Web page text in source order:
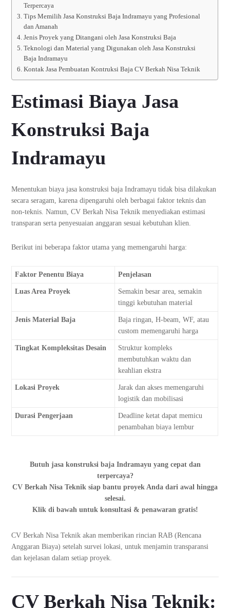
Terpercaya
Tips Memilih Jasa Konstruksi Baja Indramayu yang Profesional
dan Amanah
Jenis Proyek yang Ditangani oleh Jasa Konstruksi Baja
Teknologi dan Material yang Digunakan oleh Jasa Konstruksi
Baja Indramayu
Kontak Jasa Pembuatan Kontruksi Baja CV Berkah Nisa Teknik
Estimasi Biaya Jasa
Konstruksi Baja
Indramayu
Menentukan biaya jasa konstruksi baja Indramayu tidak bisa dilakukan
secara seragam, karena dipengaruhi oleh berbagai faktor teknis dan
non-teknis. Namun, CV Berkah Nisa Teknik menyediakan estimasi
transparan serta penyesuaian anggaran sesuai kebutuhan klien.
Berikut ini beberapa faktor utama yang memengaruhi harga:
Faktor Penentu Biaya Penjelasan
Luas Area Proyek
Semakin besar area, semakin
tinggi kebutuhan material
Jenis Material Baja
Baja ringan, H-beam, WF, atau
custom memengaruhi harga
Tingkat Kompleksitas Desain
Struktur kompleks
membutuhkan waktu dan
keahlian ekstra
Lokasi Proyek
Jarak dan akses memengaruhi
logistik dan mobilisasi
Durasi Pengerjaan
Deadline ketat dapat memicu
penambahan biaya lembur
Butuh jasa konstruksi baja Indramayu yang cepat dan
terpercaya?
CV Berkah Nisa Teknik siap bantu proyek Anda dari awal hingga
selesai.
Klik di bawah untuk konsultasi & penawaran gratis!
CV Berkah Nisa Teknik akan memberikan rincian RAB (Rencana
Anggaran Biaya) setelah survei lokasi, untuk menjamin transparansi
dan kejelasan dalam setiap proyek.
CV Berkah Nisa Teknik: